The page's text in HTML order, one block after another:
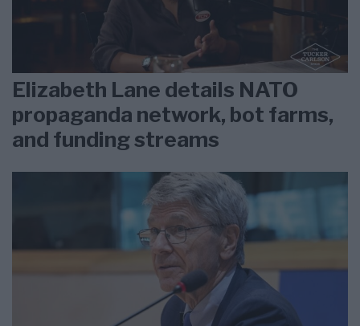
Elizabeth Lane details NATO
propaganda network, bot farms,
and funding streams